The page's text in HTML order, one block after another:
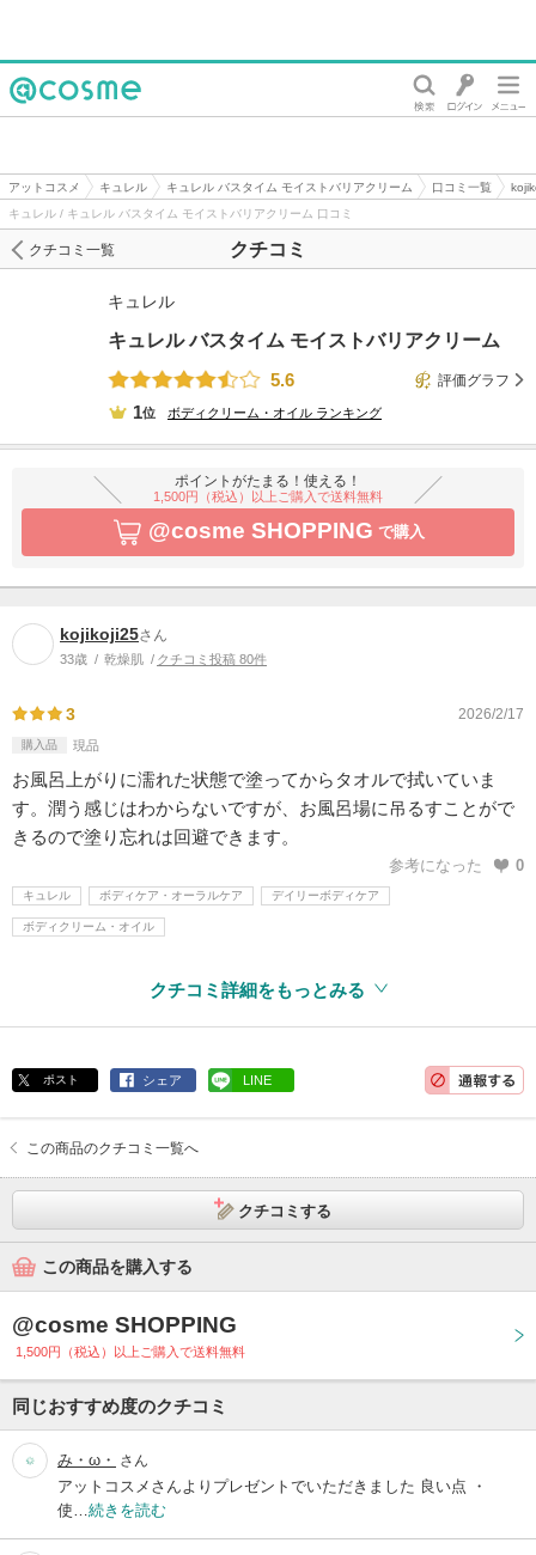
アットコスメ キュレル キュレル バスタイム モイストバリアクリーム 口コミ一覧
キュレル / キュレル バスタイム モイストバリアクリーム 口コミ
クチコミ
クチコミ一覧
キュレル
キュレル バスタイム モイストバリアクリーム
5.6
評価グラフ
1位 ボディクリーム・オイル ランキング
ポイントがたまる！使える！
1,500円（税込）以上ご購入で送料無料
@cosme SHOPPING で購入
kojikoji25さん
33歳 乾燥肌 クチコミ投稿 80件
3 2026/2/17
購入品 現品
お風呂上がりに濡れた状態で塗ってからタオルで拭いていま
す。潤う感じはわからないですが、お風呂場に吊るすことがで
きるので塗り忘れは回避できます。
参考になった 0
キュレル ボディケア・オーラルケア デイリーボディケア
ボディクリーム・オイル
クチコミ詳細をもっとみる
ポスト シェア LINE
この商品のクチコミ一覧へ
クチコミする
この商品を購入する
@cosme SHOPPING
1,500円（税込）以上ご購入で送料無料
同じおすすめ度のクチコミ
み・ω・ さん
アットコスメさんよりプレゼントでいただきました 良い点 ・
使… 続きを読む